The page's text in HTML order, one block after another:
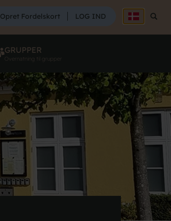
SØG
Søg
Opret Fordelskort LOG IND
GRUPPER
Overnatning til grupper